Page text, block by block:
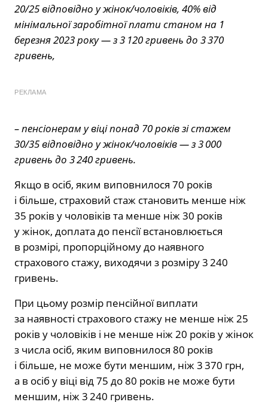
20/25 відповідно у жінок/чоловіків, 40% від
мінімальної заробітної плати станом на 1
березня 2023 року — з 3 120 гривень до 3 370
гривень,
РЕКЛАМА
– пенсіонерам у віці понад 70 років зі стажем
30/35 відповідно у жінок/чоловіків — з 3 000
гривень до 3 240 гривень.
Якщо в осіб, яким виповнилося 70 років
і більше, страховий стаж становить менше ніж
35 років у чоловіків та менше ніж 30 років
у жінок, доплата до пенсії встановлюється
в розмірі, пропорційному до наявного
страхового стажу, виходячи з розміру 3 240
гривень.
При цьому розмір пенсійної виплати
за наявності страхового стажу не менше ніж 25
років у чоловіків і не менше ніж 20 років у жінок
з числа осіб, яким виповнилося 80 років
і більше, не може бути меншим, ніж 3 370 грн,
а в осіб у віці від 75 до 80 років не може бути
меншим, ніж 3 240 гривень.